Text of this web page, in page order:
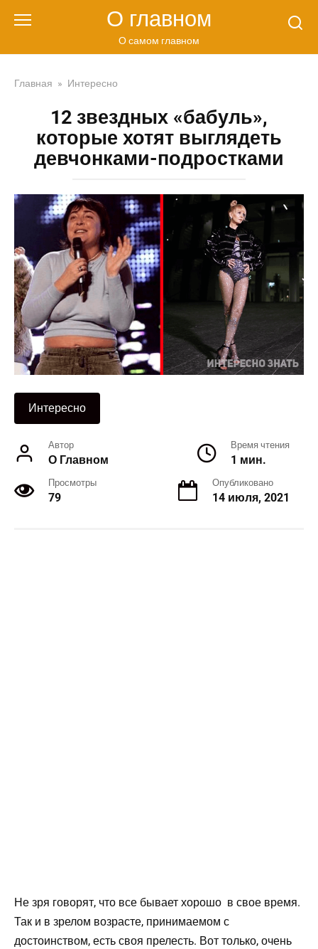
О главном
О самом главном
Главная » Интересно
12 звездных «бабуль»,
которые хотят выглядеть
девчонками-подростками
Интересно
Автор
О Главном
Время чтения
1 мин.
Просмотры
79
Опубликовано
14 июля, 2021
Не зря говорят, что все бывает хорошо в свое время.
Так и в зрелом возрасте, принимаемом с
достоинством, есть своя прелесть. Вот только, очень